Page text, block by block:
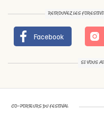
RETROUVEZ LES
Facebook
SI VOUS
CO-PORTEURS DU FESTIVAL